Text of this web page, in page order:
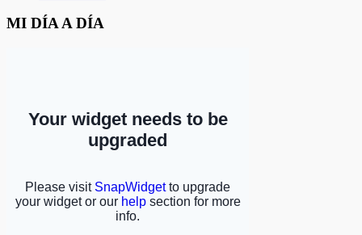
MI DÍA A DÍA